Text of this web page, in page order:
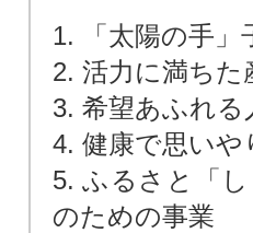
1. 「太陽の手」
2. 活力に満ちた
3. 希望あふれ
4. 健康で思い
5. ふるさと「
のための事業